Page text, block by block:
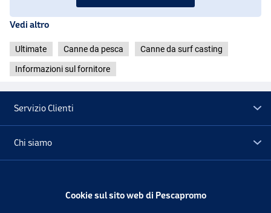
Vedi altro
Ultimate Canne da pesca Canne da surf casting
Informazioni sul fornitore
Servizio Clienti
Chi siamo
Cookie sul sito web di Pescapromo